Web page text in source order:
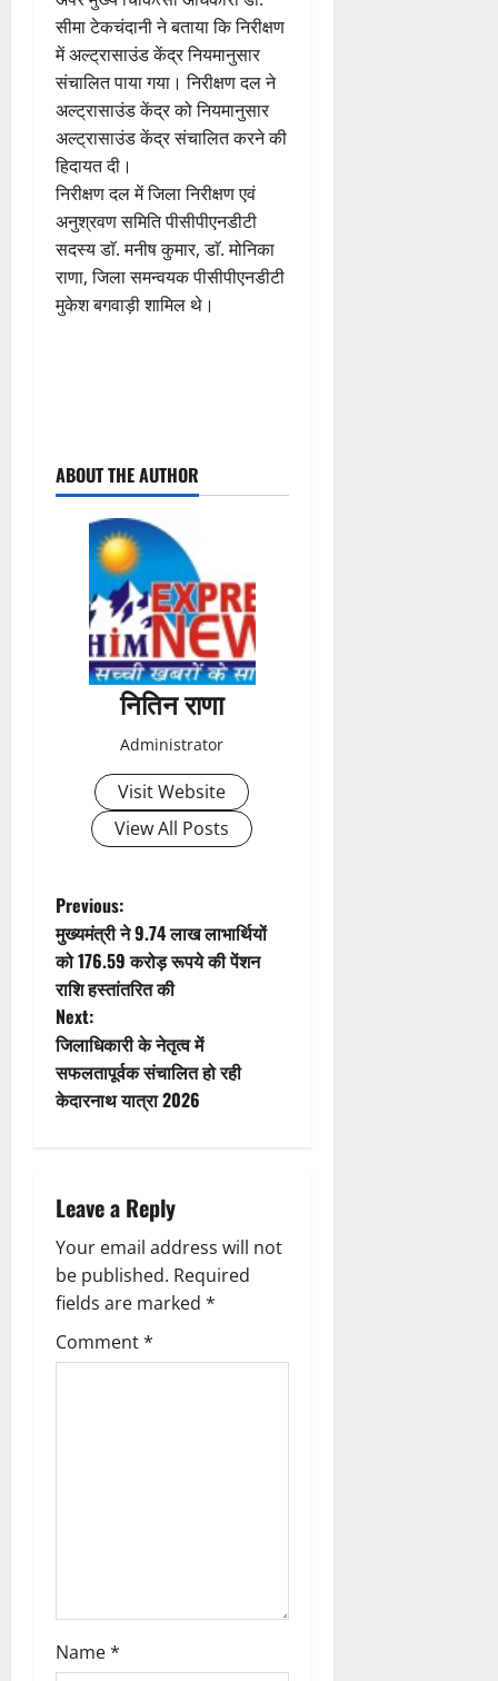
सीमा टेकचंदानी ने बताया कि निरीक्षण
में अल्ट्रासाउंड केंद्र नियमानुसार
संचालित पाया गया। निरीक्षण दल ने
अल्ट्रासाउंड केंद्र को नियमानुसार
अल्ट्रासाउंड केंद्र संचालित करने की
हिदायत दी।
निरीक्षण दल में जिला निरीक्षण एवं
अनुश्रवण समिति पीसीपीएनडीटी
सदस्य डाॅ. मनीष कुमार, डाॅ. मोनिका
राणा, जिला समन्वयक पीसीपीएनडीटी
मुकेश बगवाड़ी शामिल थे।
o
t
i
o
n
ABOUT THE AUTHOR
नितिन राणा
Administrator
Visit Website
View All Posts
P
o
s
t
n
v
i
g
a
t
Previous:
मुख्यमंत्री ने 9.74 लाख लाभार्थियों
को 176.59 करोड़ रूपये की पेंशन
राशि हस्तांतरित की
Next:
जिलाधिकारी के नेतृत्व में
सफलतापूर्वक संचालित हो रही
केदारनाथ यात्रा 2026
Leave a Reply
Your email address will not
be published. Required
fields are marked *
Comment*
Name*